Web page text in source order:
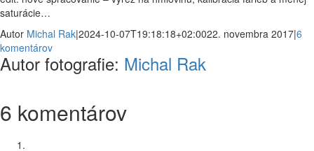
saturácie…
Autor Michal Rak|2024-10-07T19:18:18+02:0022. novembra 2017|6
komentárov
Autor fotografie: Michal Rak
6 komentárov